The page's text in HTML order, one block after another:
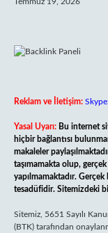
Reklam ve İletişim:
Yasal Uyarı: Bu internet
hiçbir bağlantısı
makaleler
taşımamakta olup,
yapılmamaktadır.
tesadüfidir. Sitemizdeki
Sitemiz, 5651 Sayılı
(BTK) tarafından